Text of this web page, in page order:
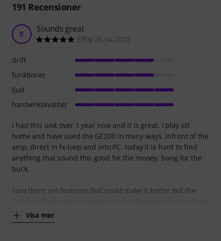
191 Recensioner
E Sounds great
Effiiy 25.04.2020
I had this unit over 1 year now and it is great. I play att
home and have used the GE200 in many ways. infront of the
amp, direct in fx-loop and into PC. today it is hard to find
anything that sound this good for the money, bang for the
buck.
sure there are features that could make it better but the
Visa mer
drift
funktioner
ljud
hantverkskvalitet